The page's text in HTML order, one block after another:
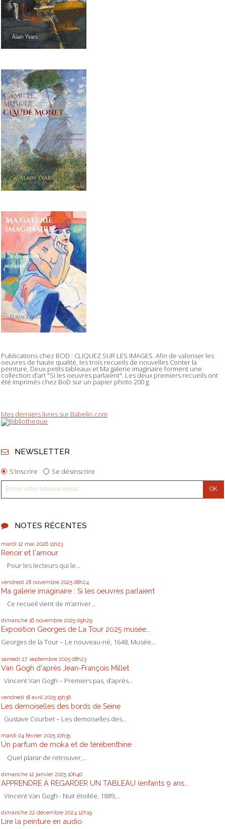
Publications chez BOD : CLIQUEZ SUR LES IMAGES. Afin de valoriser les
oeuvres de haute qualité, les trois recueils de nouvelles Conter la
peinture, Deux petits tableaux et Ma galerie imaginaire forment une
collection d'art "Si les oeuvres parlaient". Les deux premiers recueils ont
été imprimés chez BoD sur un papier photo 200 g.
Mes derniers livres sur Babelio.com
NEWSLETTER
S'inscrire Se désinscrire
NOTES RÉCENTES
mardi 12 mai 2026 11h23
Renoir et l'amour
Pour les lecteurs qui le...
vendredi 28 novembre 2025 08h24
Ma galerie imaginaire : Si les oeuvres parlaient
Ce recueil vient de m’arriver...
dimanche 16 novembre 2025 09h29
Exposition Georges de La Tour 2025 musée...
Georges de la Tour – Le nouveau-né, 1648, Musée...
samedi 27 septembre 2025 08h23
Van Gogh d'après Jean-François Millet
Vincent Van Gogh – Premiers pas, d’après...
vendredi 18 avril 2025 15h36
Les demoiselles des bords de Seine
Gustave Courbet – Les demoiselles des...
mardi 04 février 2025 10h35
Un parfum de moka et de térébenthine
Quel plaisir de retrouver,...
dimanche 12 janvier 2025 10h40
APPRENDRE À REGARDER UN TABLEAU (enfants 9 ans...
Vincent Van Gogh - Nuit étoilée, 1889,...
dimanche 22 décembre 2024 12h19
Lire la peinture en audio